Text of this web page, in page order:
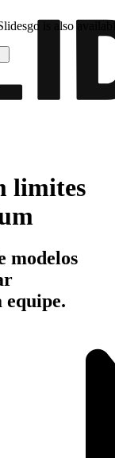
is also
limites
modelos